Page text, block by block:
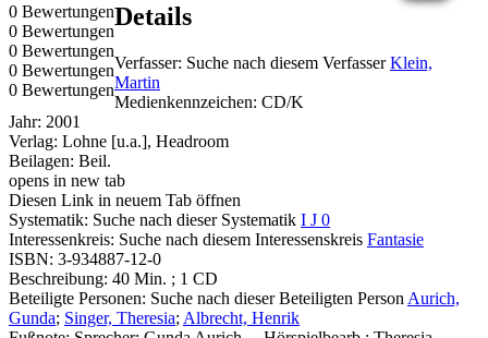
0 Bewertungen
0 Bewertungen
0 Bewertungen
0 Bewertungen
0 Bewertungen
Details
Verfasser: Suche nach diesem Verfasser Klein,
Martin
Medienkennzeichen: CD/K
Jahr: 2001
Verlag: Lohne [u.a.], Headroom
Beilagen: Beil.
opens in new tab
Diesen Link in neuem Tab öffnen
Systematik: Suche nach dieser Systematik I J 0
Interessenkreis: Suche nach diesem Interessenskreis Fantasie
ISBN: 3-934887-12-0
Beschreibung: 40 Min. ; 1 CD
Beteiligte Personen: Suche nach dieser Beteiligten Person Aurich,
Gunda; Singer, Theresia; Albrecht, Henrik